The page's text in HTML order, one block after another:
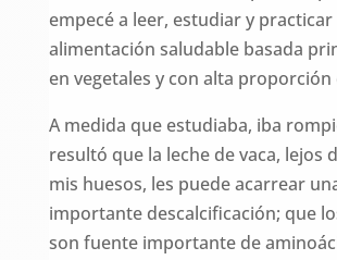
empecé a leer, estudiar y practicar
alimentación saludable basada
en vegetales y con alta proporción
A medida que estudiaba, iba
resultó que la leche de vaca, lejos
mis huesos, les puede acarrear
importante descalcificación; que
son fuente importante de